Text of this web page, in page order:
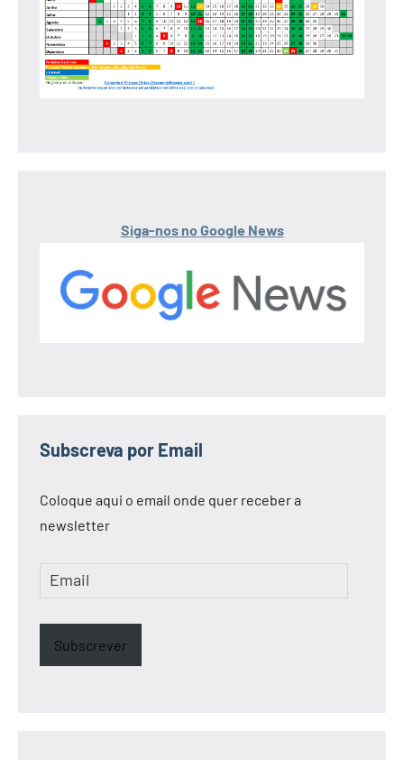
Siga-nos no Google News
Subscreva por Email
Coloque aqui o email onde quer receber a
newsletter
Email
Subscrever